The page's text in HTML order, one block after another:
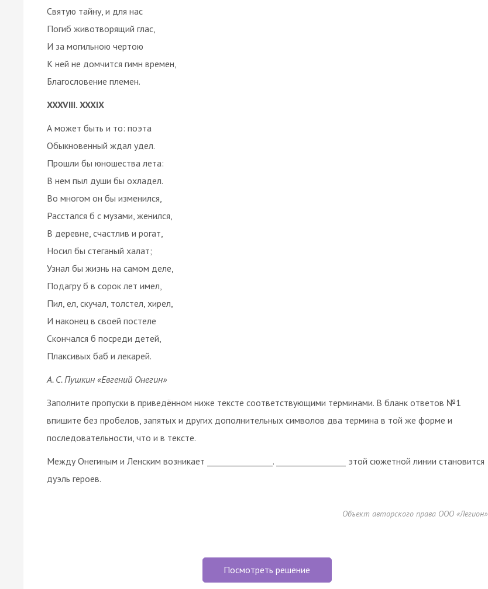
Святую тайну, и для нас
Погиб животворящий глас,
И за могильною чертою
К ней не домчится гимн времен,
Благословение племен.
XXXVIII. XXXIX
А может быть и то: поэта
Обыкновенный ждал удел.
Прошли бы юношества лета:
В нем пыл души бы охладел.
Во многом он бы изменился,
Расстался б с музами, женился,
В деревне, счастлив и рогат,
Носил бы стеганый халат;
Узнал бы жизнь на самом деле,
Подагру б в сорок лет имел,
Пил, ел, скучал, толстел, хирел,
И наконец в своей постеле
Скончался б посреди детей,
Плаксивых баб и лекарей.
А. С. Пушкин «Евгений Онегин»
Заполните пропуски в приведённом ниже тексте соответствующими терминами. В бланк ответов №1
впишите без пробелов, запятых и других дополнительных символов два термина в той же форме и
последовательности, что и в тексте.
Между Онегиным и Ленским возникает ________________. _________________ этой сюжетной линии становится
дуэль героев.
Объект авторского права ООО «Легион»
Посмотреть решение